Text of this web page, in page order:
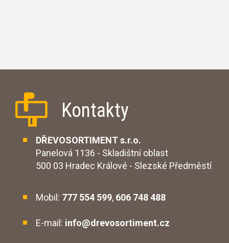
Kontakty
DŘEVOSORTIMENT s.r.o.
Panelová 1136 - Skladištní oblast
500 03 Hradec Králové - Slezské Předměstí
Mobil: 777 554 599, 606 748 488
E-mail: info@drevosortiment.cz